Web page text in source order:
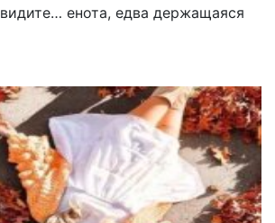
енота, едва держащаяся